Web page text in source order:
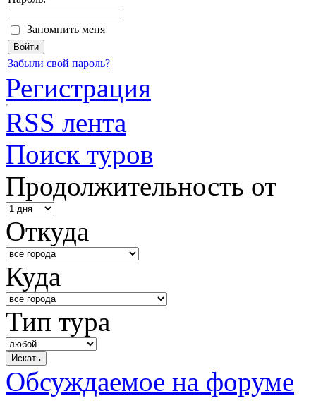
Запомнить меня
Забыли свой пароль?
Регистрация
RSS лента
Поиск туров
Продолжительность от
Откуда
Куда
Тип тура
Обсуждаемое на форуме